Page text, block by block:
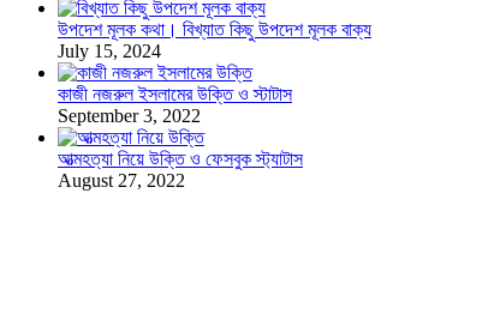
উপদেশ মূলক কথা। বিখ্যাত কিছু উপদেশ মূলক বাক্য
July 15, 2024
কাজী নজরুল ইসলামের উক্তি ও স্টাটাস
September 3, 2022
আত্মহত্যা নিয়ে উক্তি ও ফেসবুক স্ট্যাটাস
August 27, 2022